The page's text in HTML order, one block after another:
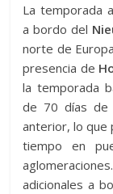
La temporada
a bordo del
norte de
presencia de
la temporada
de 70 días de
anterior, lo que
tiempo en
adicionales a